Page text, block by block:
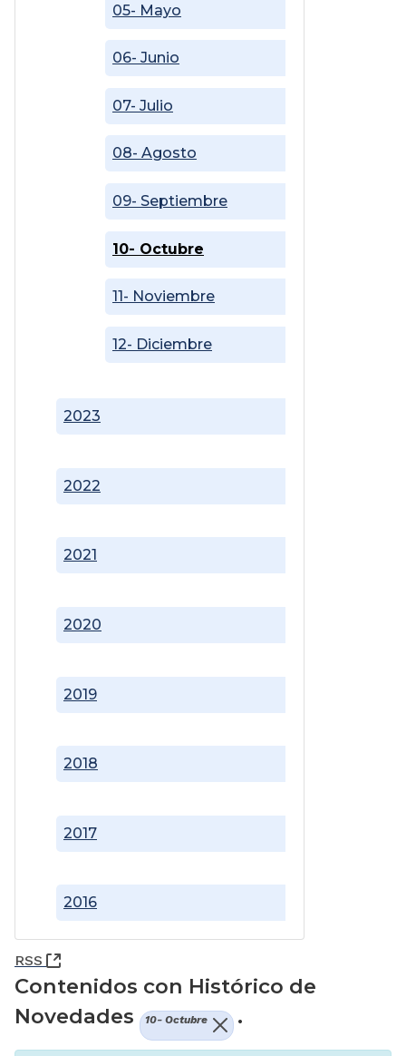
2016
2017
2018
2019
2020
2021
2022
2023
05- Mayo
06- Junio
07- Julio
08- Agosto
09- Septiembre
10- Octubre
11- Noviembre
12- Diciembre
RSS (Abre una nueva ventana)
Contenidos con Histórico de
Novedades
10- Octubre .